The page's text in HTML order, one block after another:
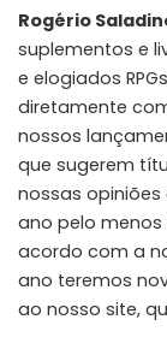
Rogério
suplementos e
e elogiados
diretamente
nossos
que sugerem
nossas
ano pelo
acordo com a
ano teremos
ao nosso site,